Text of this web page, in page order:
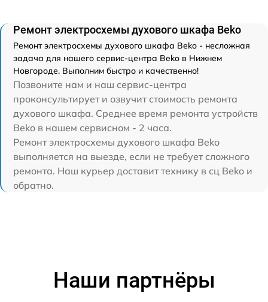
Ремонт электросхемы духового шкафа Beko
Ремонт электросхемы духового шкафа Beko - несложная
задача для нашего сервис-центра Beko в Нижнем
Новгороде. Выполним быстро и качественно!
Позвоните нам и наш сервис-центра
проконсультирует и озвучит стоимость ремонта
духового шкафа. Среднее время ремонта устройств
Beko в нашем сервисном - 2 часа.
Ремонт электросхемы духового шкафа Beko
выполняется на выезде, если не требует сложного
ремонта. Наш курьер доставит технику в сц Beko и
обратно.
Наши партнёры